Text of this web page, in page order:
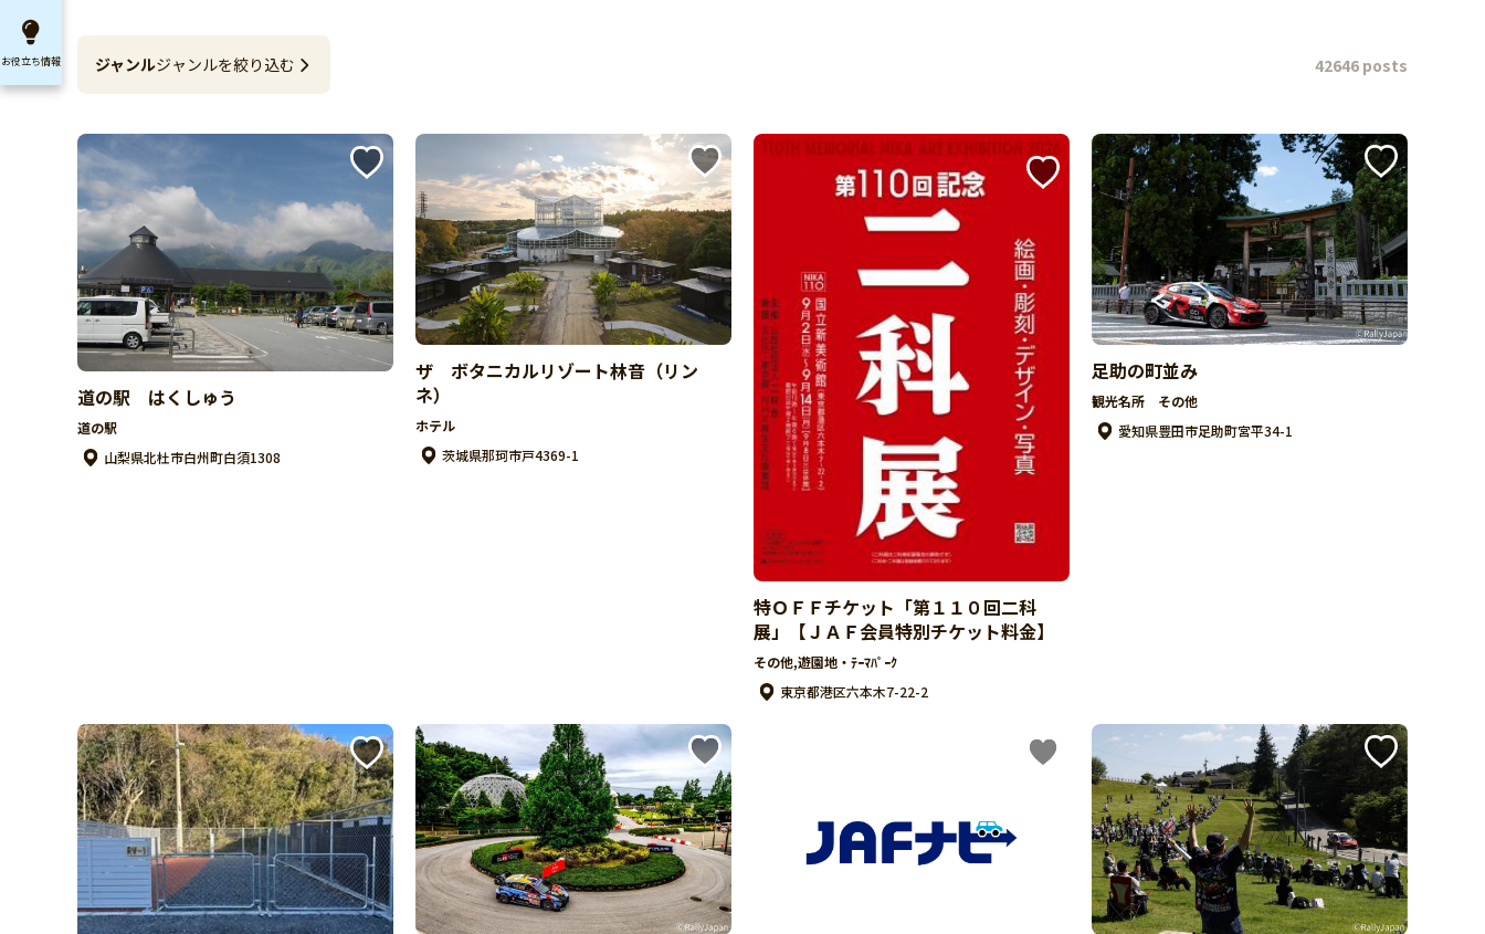
ジャンルジャンルを絞り込む 42646 posts
道の駅 はくしゅう
道の駅
山梨県北杜市白州町白須1308
ザ ボタニカルリゾート林音（リン
ネ）
ホテル
茨城県那珂市戸4369-1
特ＯＦＦチケット「第１１０回二科
展」【ＪＡＦ会員特別チケット料金】
その他,遊園地・ﾃｰﾏﾊﾟｰｸ
東京都港区六本木7-22-2
足助の町並み
観光名所 その他
愛知県豊田市足助町宮平34-1
お役立ち情報